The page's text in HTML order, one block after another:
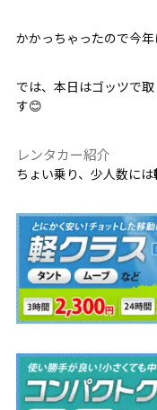
かかっちゃったので今
では、本日はゴッツで
す😊
レンタカー紹介
ちょい乗り、少人数には